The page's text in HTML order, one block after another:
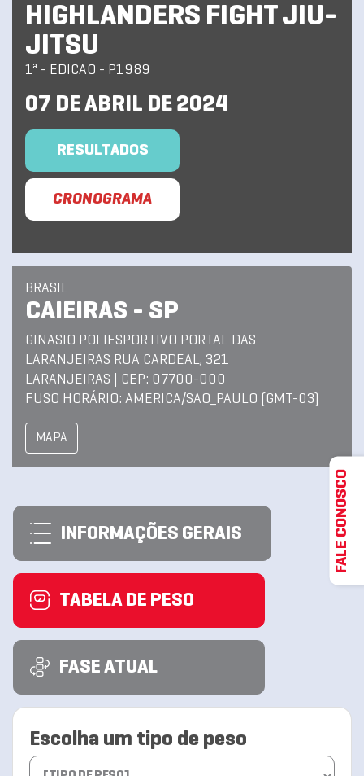
HIGHLANDERS FIGHT JIU-
JITSU
1ª - EDICAO - P1989
07 DE ABRIL DE 2024
RESULTADOS
CRONOGRAMA
BRASIL
CAIEIRAS - SP
GINASIO POLIESPORTIVO PORTAL DAS
LARANJEIRAS RUA CARDEAL, 321
LARANJEIRAS | CEP: 07700-000
FUSO HORÁRIO: AMERICA/SAO_PAULO (GMT-03)
MAPA
INFORMAÇÕES GERAIS
TABELA DE PESO
FASE ATUAL
Escolha um tipo de peso
FALE CONOSCO